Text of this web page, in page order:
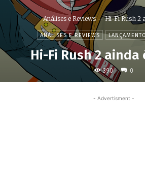
Análises e Reviews Hi-Fi Rush 2
ANÁLISES E REVIEWS
Hi-Fi Rush 2
390 0
- Advertisment -